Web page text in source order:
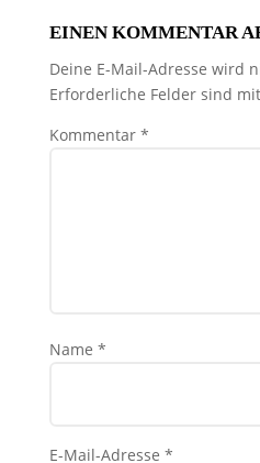
EINEN KOMMENTAR
Deine E-Mail-Adresse wird
Erforderliche Felder sind mit
Kommentar *
Name *
E-Mail-Adresse *